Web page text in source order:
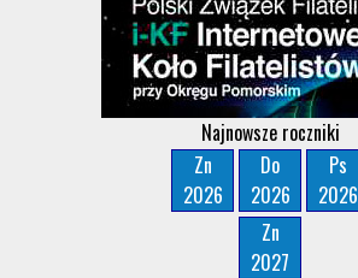
Najnowsze roczniki
Zn
2026
Do
2026
Ps
2026
Zn
2027